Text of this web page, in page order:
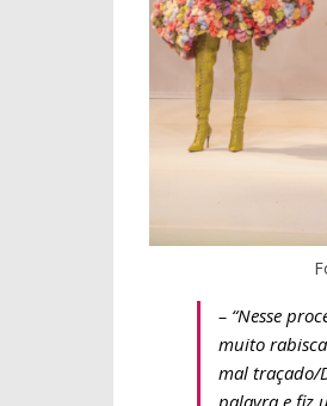
– “Nesse
muito
mal traçado/
palavra e fiz